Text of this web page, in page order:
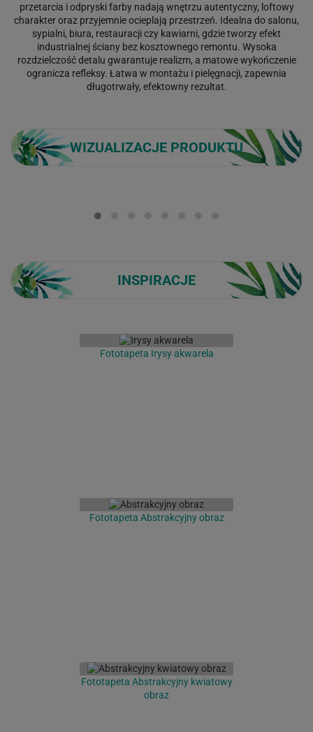
przetarcia i odpryski farby nadają wnętrzu autentyczny, loftowy
charakter oraz przyjemnie ocieplają przestrzeń. Idealna do salonu,
sypialni, biura, restauracji czy kawiarni, gdzie tworzy efekt
industrialnej ściany bez kosztownego remontu. Wysoka
rozdzielczość detalu gwarantuje realizm, a matowe wykończenie
ogranicza refleksy. Łatwa w montażu i pielęgnacji, zapewnia
długotrwały, efektowny rezultat.
WIZUALIZACJE PRODUKTU
INSPIRACJE
Fototapeta Irysy akwarela
Fototapeta Abstrakcyjny obraz
Fototapeta Abstrakcyjny kwiatowy
obraz